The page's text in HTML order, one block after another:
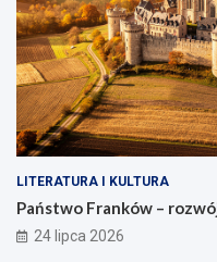
LITERATURA I KULTURA
Państwo Franków –
24 lipca 2026